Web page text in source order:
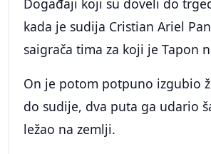
Događaji koji su doveli do
kada je sudija Cristian Ariel
saigrača tima za koji je Tapon
On je potom potpuno izgubio
do sudije, dva puta ga udario
ležao na zemlji.